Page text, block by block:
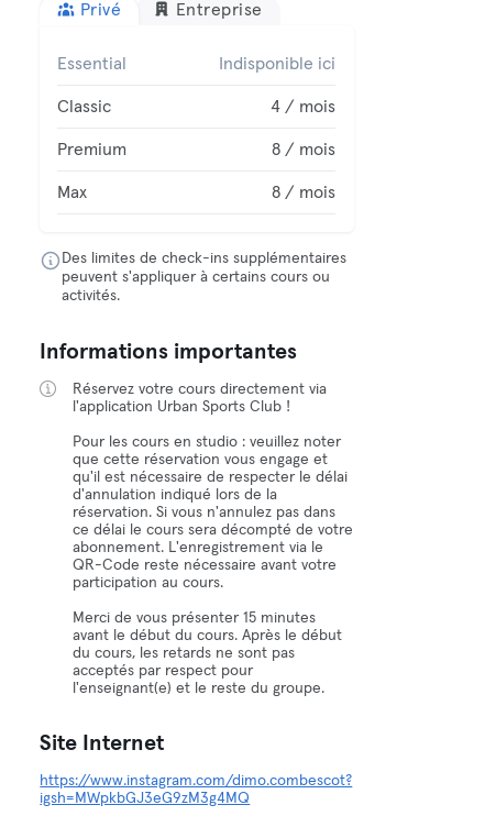
Privé Entreprise
Essential Indisponible ici
Classic 4 / mois
Premium 8 / mois
Max 8 / mois
Des limites de check-ins supplémentaires
peuvent s'appliquer à certains cours ou
activités.
Informations importantes
Réservez votre cours directement via
l'application Urban Sports Club !
Pour les cours en studio : veuillez noter
que cette réservation vous engage et
qu'il est nécessaire de respecter le délai
d'annulation indiqué lors de la
réservation. Si vous n'annulez pas dans
ce délai le cours sera décompté de votre
abonnement. L'enregistrement via le
QR-Code reste nécessaire avant votre
participation au cours.
Merci de vous présenter 15 minutes
avant le début du cours. Après le début
du cours, les retards ne sont pas
acceptés par respect pour
l'enseignant(e) et le reste du groupe.
Site Internet
https://www.instagram.com/dimo.combescot?
igsh=MWpkbGJ3eG9zM3g4MQ